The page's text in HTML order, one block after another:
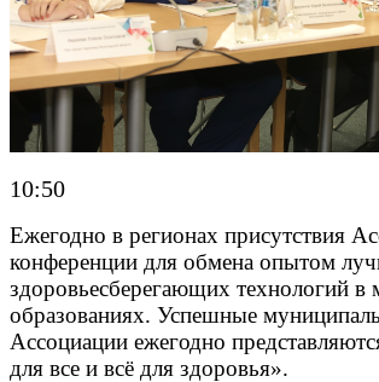
10:50
Ежегодно в регионах присутствия
конференции для обмена опытом
здоровьесберегающих технологий
образованиях. Успешные
Ассоциации ежегодно
для все и всё для здоровья».